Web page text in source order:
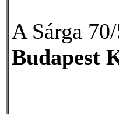
A Sárga
Budapest